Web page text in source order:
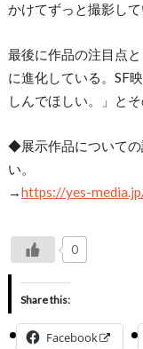
かけてずっと撮影して
最後に作品の注目点
に進化している。SF
しんでほしい。」と
◆展示作品についての
い。
→https://yes-
0
Share this:
Facebook